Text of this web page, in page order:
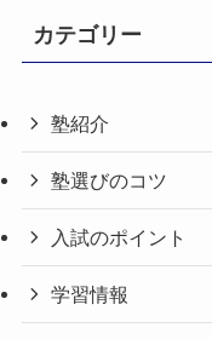
カテゴリー
塾紹介
塾選びのコツ
入試のポイント
学習情報